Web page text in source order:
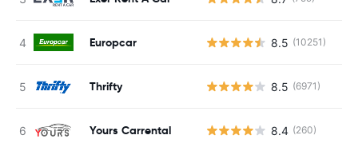
Europcar 8.5 (10251)
Thrifty 8.5 (6971)
Yours Carrental 8.4 (260)